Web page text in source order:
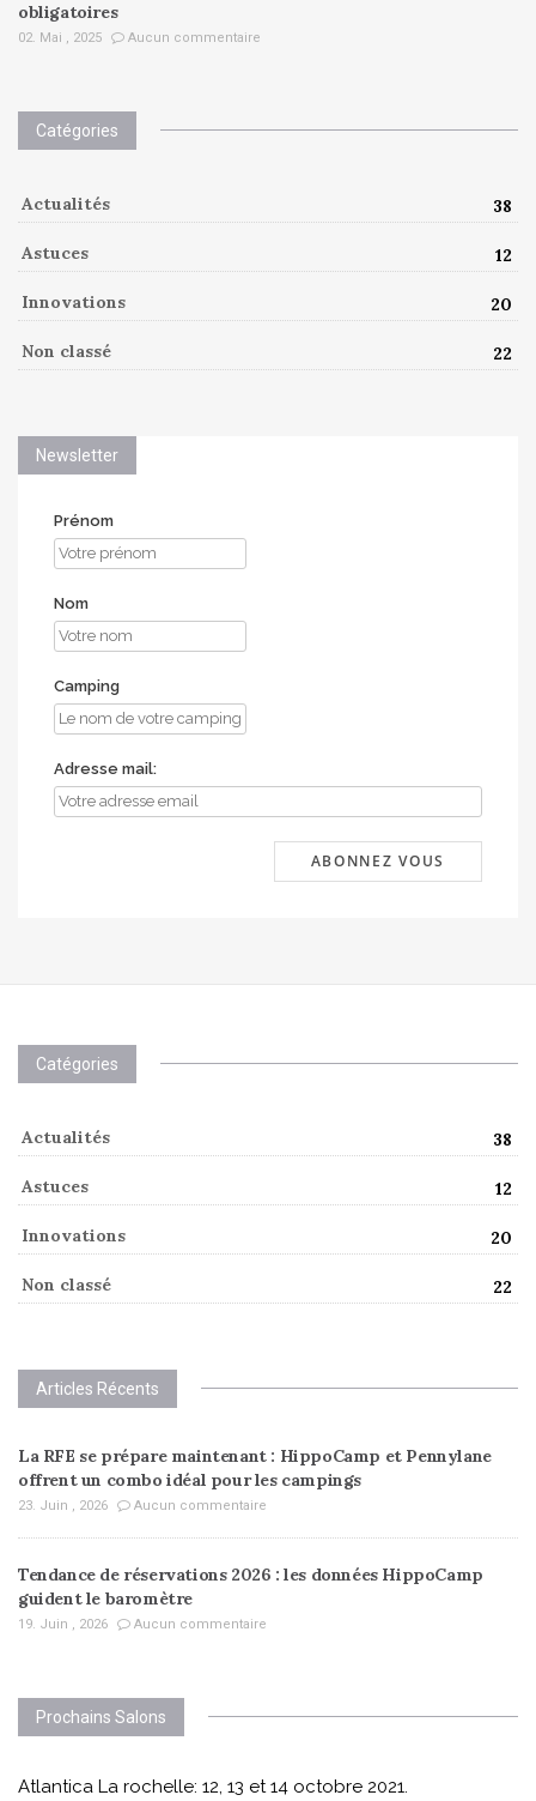
obligatoires
02. Mai , 2025 Aucun commentaire
Catégories
Actualités 38
Astuces 12
Innovations 20
Non classé 22
Newsletter
Prénom
Nom
Camping
Adresse mail:
Catégories
Actualités 38
Astuces 12
Innovations 20
Non classé 22
Articles Récents
La RFE se prépare maintenant : HippoCamp et Pennylane
offrent un combo idéal pour les campings
23. Juin , 2026 Aucun commentaire
Tendance de réservations 2026 : les données HippoCamp
guident le baromètre
19. Juin , 2026 Aucun commentaire
Prochains Salons
Atlantica La rochelle: 12, 13 et 14 octobre 2021.